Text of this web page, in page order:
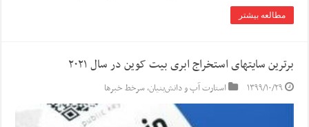
مطالعه بیشتر
برترین سایتهای استخراج ابری بیت کوین در سال ۲۰۲۱
۱۳۹۹/۱۰/۲۹ استارت آپ‌ و دانش‌بنیان‌,سرخط خبرها